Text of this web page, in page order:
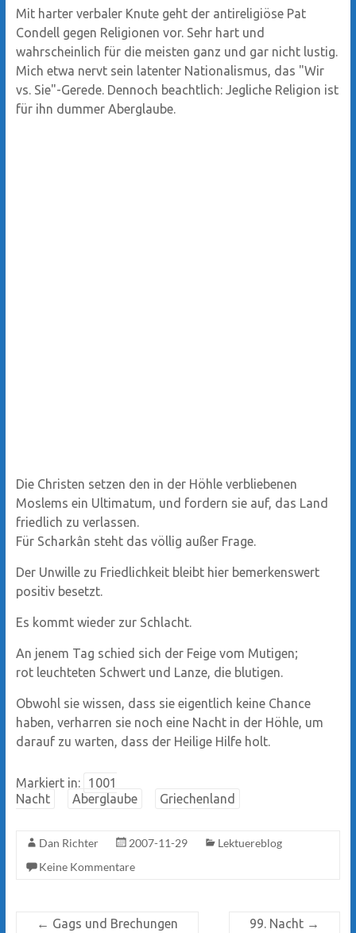
Mit harter verbaler Knute geht der antireligiöse Pat
Condell gegen Religionen vor. Sehr hart und
wahrscheinlich für die meisten ganz und gar nicht lustig.
Mich etwa nervt sein latenter Nationalismus, das "Wir
vs. Sie"-Gerede. Dennoch beachtlich: Jegliche Religion ist
für ihn dummer Aberglaube.
Die Christen setzen den in der Höhle verbliebenen
Moslems ein Ultimatum, und fordern sie auf, das Land
friedlich zu verlassen.
Für Scharkân steht das völlig außer Frage.
Der Unwille zu Friedlichkeit bleibt hier bemerkenswert
positiv besetzt.
Es kommt wieder zur Schlacht.
An jenem Tag schied sich der Feige vom Mutigen;
rot leuchteten Schwert und Lanze, die blutigen.
Obwohl sie wissen, dass sie eigentlich keine Chance
haben, verharren sie noch eine Nacht in der Höhle, um
darauf zu warten, dass der Heilige Hilfe holt.
Markiert in:
1001
Nacht
Aberglaube Griechenland
Dan Richter 2007-11-29
Lektuereblog
Keine Kommentare
← Gags und Brechungen 99. Nacht →